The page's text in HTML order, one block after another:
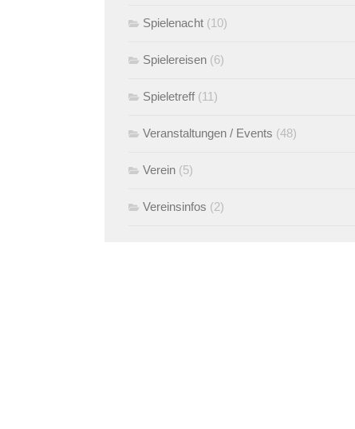
Spielenacht (10)
Spielereisen (6)
Spieletreff (11)
Veranstaltungen / Events (48)
Verein (5)
Vereinsinfos (2)